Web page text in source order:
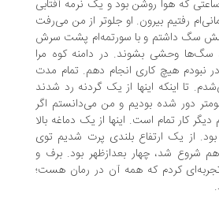
هوا روشن بود و یک نرمه آفتابی
بیرون. او جلوتر از من می‌رفت
و با سورتمه‌ام پشت سرش
بشوند. در دامنه‌ کوه مرا
هیچ کاری انجام دهم. تمام مدت
اینها از یک گردنه رد شدند
شده بودیم و من می‌دانستم اگر
تمام است. اینها از یک دماغه بالا
ارتفاع بلندی پرت شدیم توی
شد، چهار بعدازظهر بود. برف و
کردم که همه‌ آن در رمان هست؛